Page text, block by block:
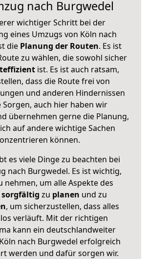
nach Burgwedel
wichtiger Schritt bei der
eines Umzugs von Köln nach
diePlanung der Routen. Es ist
zu wählen, die sowohl sicher
ist. Es ist auch ratsam,
dass die Route frei von
und anderen Hindernissen
Sorgen, auch hier haben wir
übernehmen gerne die Planung,
auf andere wichtige Sachen
können.
es viele Dinge zu beachten bei
nach Burgwedel. Es ist wichtig,
nehmen, um alle Aspekte des
sorgfältig zu planen und zu
, um sicherzustellen, dass alles
verläuft. Mit der richtigen
kann ein deutschlandweiter
nach Burgwedel erfolgreich
werden und dafür sorgen wir.